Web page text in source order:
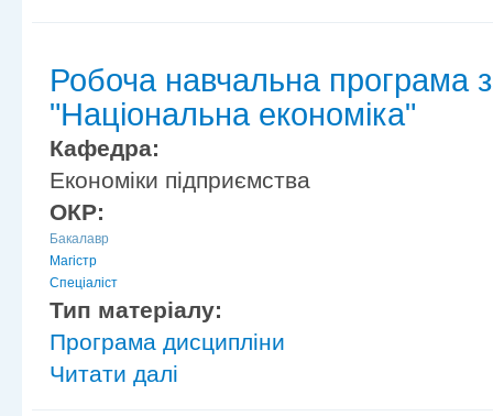
Робоча навчальна програма
"Національна економіка"
Кафедра:
Економіки підприємства
ОКР:
Бакалавр
Магістр
Спеціаліст
Тип матеріалу:
Програма дисципліни
Читати далі